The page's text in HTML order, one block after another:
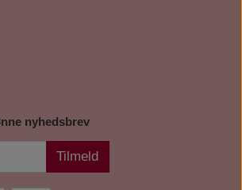
nyhedsbrev
Tilmeld